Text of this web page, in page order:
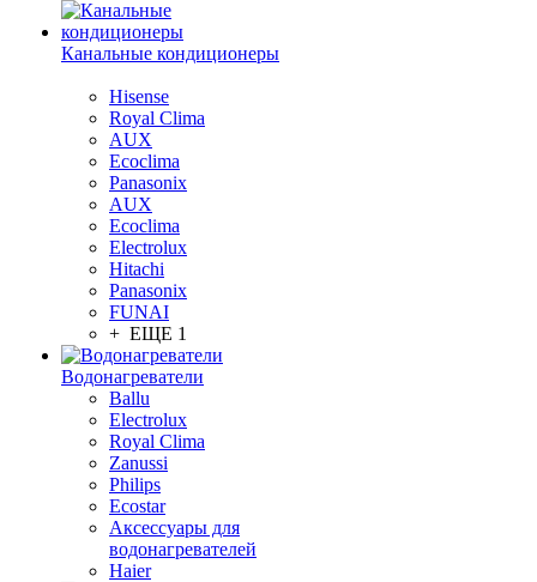
Канальные кондиционеры
Hisense
Royal Clima
AUX
Ecoclima
Panasonix
AUX
Ecoclima
Electrolux
Hitachi
Panasonix
FUNAI
+ ЕЩЕ 1
Водонагреватели
Ballu
Electrolux
Royal Clima
Zanussi
Philips
Ecostar
Аксессуары для
водонагревателей
Haier